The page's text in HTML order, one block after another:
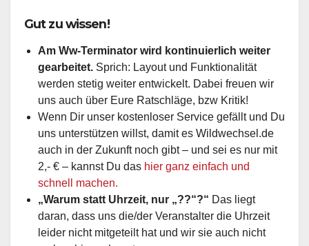
Gut zu wissen!
Am Ww-Terminator wird kontinuierlich weiter
gearbeitet. Sprich: Layout und Funktionalität
werden stetig weiter entwickelt. Dabei freuen wir
uns auch über Eure Ratschläge, bzw Kritik!
Wenn Dir unser kostenloser Service gefällt und Du
uns unterstützen willst, damit es Wildwechsel.de
auch in der Zukunft noch gibt – und sei es nur mit
2,- € – kannst Du das hier ganz einfach und
schnell machen.
„Warum statt Uhrzeit, nur „??“?“ Das liegt
daran, dass uns die/der Veranstalter die Uhrzeit
leider nicht mitgeteilt hat und wir sie auch nicht